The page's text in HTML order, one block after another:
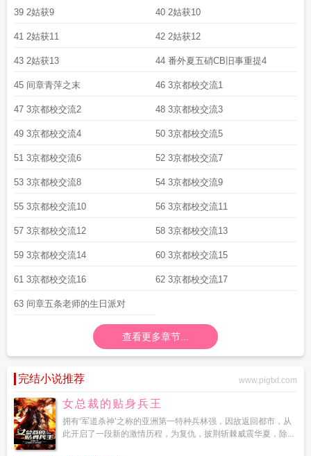
39 2姑获9 40 2姑获10
41 2姑获11 42 2姑获12
43 2姑获13 44 番外夏五硝CB旧事重提4
45 间章青萍之末 46 3京都校交流1
47 3京都校交流2 48 3京都校交流3
49 3京都校交流4 50 3京都校交流5
51 3京都校交流6 52 3京都校交流7
53 3京都校交流8 54 3京都校交流9
55 3京都校交流10 56 3京都校交流11
57 3京都校交流12 58 3京都校交流13
59 3京都校交流14 60 3京都校交流15
61 3京都校交流16 62 3京都校交流17
63 间章五条老师的生日派对
查看更多章节...
完结小说推荐 www.pigtxt.com
女总裁的贴身兵王
拥有‘军道杀神’之称的亚洲第一特种兵林强，因故返回都市，从
此开启了一段新的激情历程，为复仇，披荆斩棘威震华夏，除...